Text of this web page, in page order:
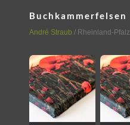
Buchkammerfelsen
André Straub / Rheinland-Pfalz